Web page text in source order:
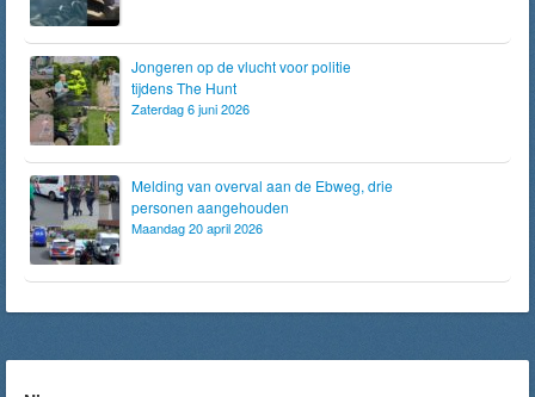
Jongeren op de vlucht voor politie
tijdens The Hunt
Zaterdag 6 juni 2026
Melding van overval aan de Ebweg, drie
personen aangehouden
Maandag 20 april 2026